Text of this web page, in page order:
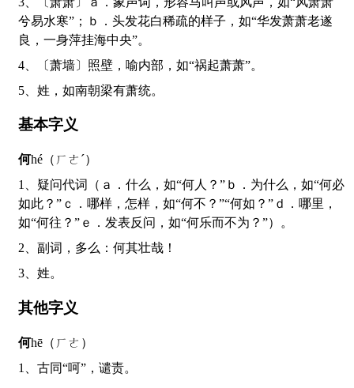
兮易水寒”；ｂ．头发花白稀疏的样子，如“华发萧萧老遂
良，一身萍挂海中央”。
4、〔萧墙〕照壁，喻内部，如“祸起萧萧”。
5、姓，如南朝梁有萧统。
基本字义
何hé（ㄏㄜˊ）
1、疑问代词（ａ．什么，如“何人？”ｂ．为什么，如“何必
如此？”ｃ．哪样，怎样，如“何不？”“何如？”ｄ．哪里，
如“何往？”ｅ．发表反问，如“何乐而不为？”）。
2、副词，多么：何其壮哉！
3、姓。
其他字义
何hē（ㄏㄜ）
1、古同“呵”，谴责。